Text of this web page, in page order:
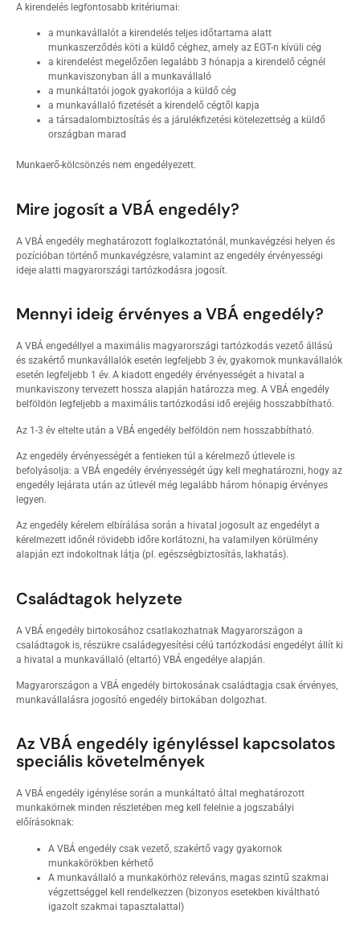
A kirendelés legfontosabb kritériumai:
a munkavállalót a kirendelés teljes időtartama alatt
munkaszerződés köti a küldő céghez, amely az EGT-n kívüli cég
a kirendelést megelőzően legalább 3 hónapja a kirendelő cégnél
munkaviszonyban áll a munkavállaló
a munkáltatói jogok gyakorlója a küldő cég
a munkavállaló fizetését a kirendelő cégtől kapja
a társadalombiztosítás és a járulékfizetési kötelezettség a küldő
országban marad
Munkaerő-kölcsönzés nem engedélyezett.
Mire jogosít a VBÁ engedély?
A VBÁ engedély meghatározott foglalkoztatónál, munkavégzési helyen és
pozícióban történő munkavégzésre, valamint az engedély érvényességi
ideje alatti magyarországi tartózkodásra jogosít.
Mennyi ideig érvényes a VBÁ engedély?
A VBÁ engedéllyel a maximális magyarországi tartózkodás vezető állású
és szakértő munkavállalók esetén legfeljebb 3 év, gyakornok munkavállalók
esetén legfeljebb 1 év. A kiadott engedély érvényességét a hivatal a
munkaviszony tervezett hossza alapján határozza meg. A VBÁ engedély
belföldön legfeljebb a maximális tartózkodási idő erejéig hosszabbítható.
Az 1-3 év eltelte után a VBÁ engedély belföldön nem hosszabbítható.
Az engedély érvényességét a fentieken túl a kérelmező útlevele is
befolyásolja: a VBÁ engedély érvényességét úgy kell meghatározni, hogy az
engedély lejárata után az útlevél még legalább három hónapig érvényes
legyen.
Az engedély kérelem elbírálása során a hivatal jogosult az engedélyt a
kérelmezett időnél rövidebb időre korlátozni, ha valamilyen körülmény
alapján ezt indokoltnak látja (pl. egészségbiztosítás, lakhatás).
Családtagok helyzete
A VBÁ engedély birtokosához csatlakozhatnak Magyarországon a
családtagok is, részükre családegyesítési célú tartózkodási engedélyt állít ki
a hivatal a munkavállaló (eltartó) VBÁ engedélye alapján.
Magyarországon a VBÁ engedély birtokosának családtagja csak érvényes,
munkavállalásra jogosító engedély birtokában dolgozhat.
Az VBÁ engedély igényléssel kapcsolatos
speciális követelmények
A VBÁ engedély igénylése során a munkáltató által meghatározott
munkakörnek minden részletében meg kell felelnie a jogszabályi
előírásoknak:
A VBÁ engedély csak vezető, szakértő vagy gyakornok
munkakörökben kérhető
A munkavállaló a munkakörhöz releváns, magas szintű szakmai
végzettséggel kell rendelkezzen (bizonyos esetekben kiváltható
igazolt szakmai tapasztalattal)